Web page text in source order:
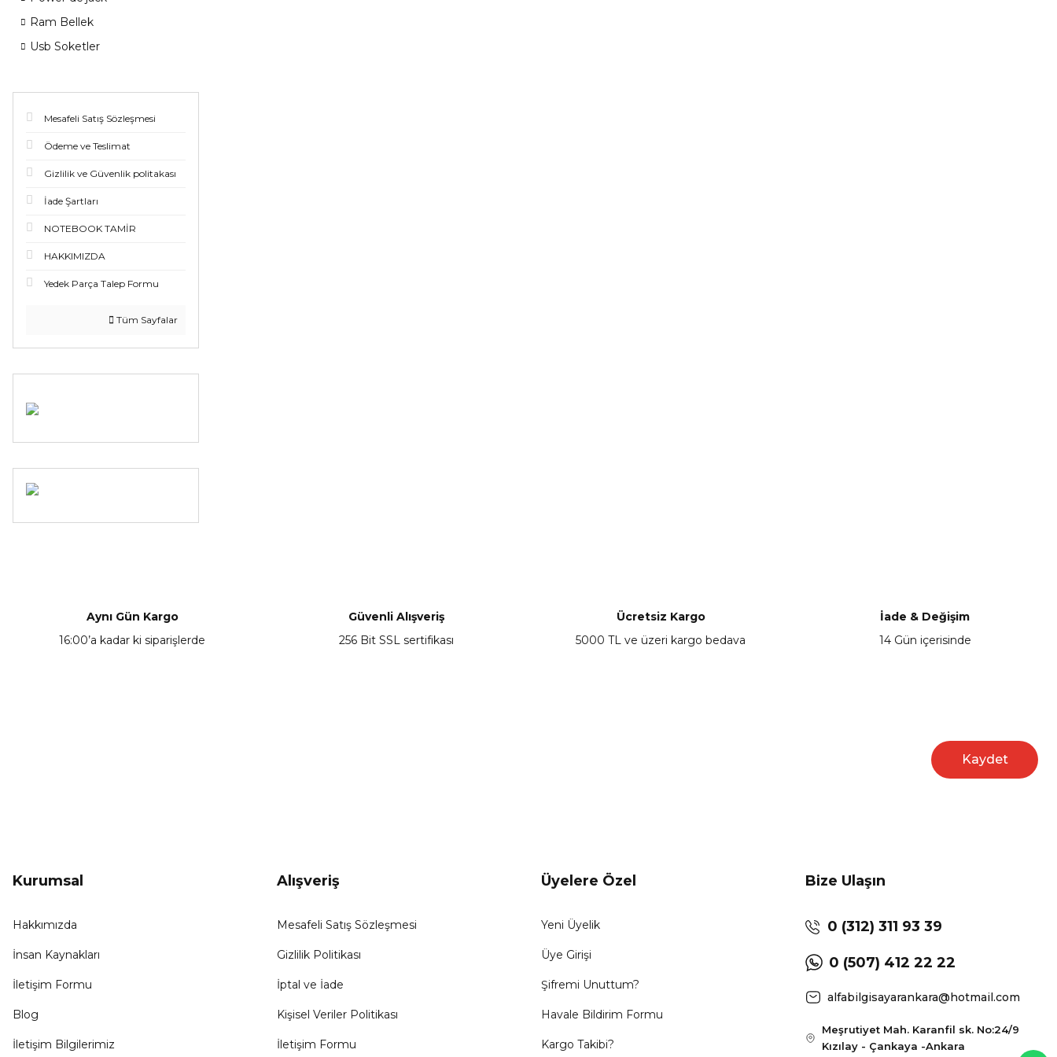
Ram Bellek
Usb Soketler
Mesafeli Satış Sözleşmesi
Ödeme ve Teslimat
Gizlilik ve Güvenlik politakası
İade Şartları
NOTEBOOK TAMİR
HAKKIMIZDA
Yedek Parça Talep Formu
Tüm Sayfalar
Aynı Gün Kargo
16:00’a kadar ki siparişlerde
Güvenli Alışveriş
256 Bit SSL sertifikası
Ücretsiz Kargo
5000 TL ve üzeri kargo bedava
İade & Değişim
14 Gün içerisinde
Kaydet
Kurumsal
Hakkımızda
İnsan Kaynakları
İletişim Formu
Blog
İletişim Bilgilerimiz
Alışveriş
Mesafeli Satış Sözleşmesi
Gizlilik Politikası
İptal ve İade
Kişisel Veriler Politikası
İletişim Formu
Üyelere Özel
Yeni Üyelik
Üye Girişi
Şifremi Unuttum?
Havale Bildirim Formu
Kargo Takibi?
Bize Ulaşın
0 (312) 311 93 39
0 (507) 412 22 22
alfabilgisayarankara@hotmail.com
Meşrutiyet Mah. Karanfil sk. No:24/9
Kızılay - Çankaya -Ankara